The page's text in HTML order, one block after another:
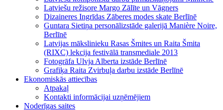
Latviešu režisore Margo Zālīte un Vāgners
Dizaineres Ingrīdas Zāberes modes skate Berlīnē
Guntara Sietiņa personālizstāde galerijā Manière Noire,
Berlīnē
Latvijas mākslinieku Rasas Šmites un Raita Šmita
(RIXC) lekcija festivālā transmediale 2013
Fotogrāfa Ulvja Alberta izstāde Berlīnē
Grafiķa Raita Zvirbuļa darbu izstāde Berlīnē
Ekonomiskās attiecības
Atpakaļ
Kontakti informācijai uzņēmējiem
Noderīgas saites